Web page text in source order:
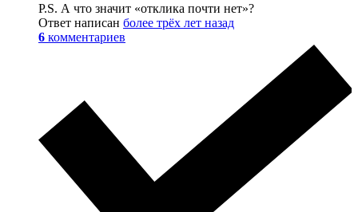
P.S. А что значит «отклика почти нет»?
Ответ написан более трёх лет назад
6 комментариев